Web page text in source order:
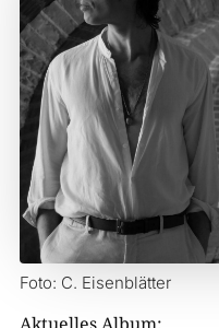
Foto: C. Eisenblätter